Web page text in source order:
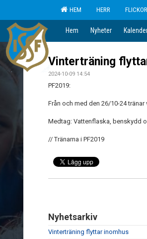
HEM HERR FLICKOR
Hem Nyheter
Vinterträning
2024-10-09 14:54
PF2019:
Från och med den 26/10-24
Medtag: Vattenflaska, benskydd
// Tränarna i PF2019
Nyhetsarkiv
Vinterträning flyttar inomhus